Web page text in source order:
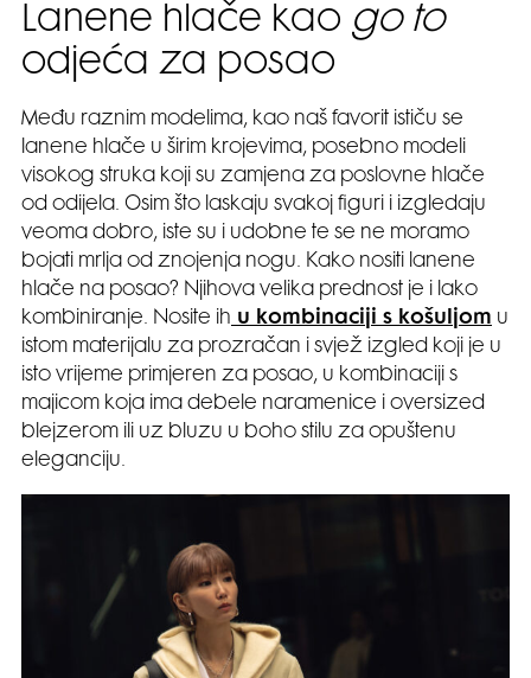
Lanene hlače kao go to
odjeća za posao
Među raznim modelima, kao naš favorit ističu se
lanene hlače u širim krojevima, posebno modeli
visokog struka koji su zamjena za poslovne hlače
od odijela. Osim što laskaju svakoj figuri i izgledaju
veoma dobro, iste su i udobne te se ne moramo
bojati mrlja od znojenja nogu. Kako nositi lanene
hlače na posao? Njihova velika prednost je i lako
kombiniranje. Nosite ih u kombinaciji s košuljom u
istom materijalu za prozračan i svjež izgled koji je u
isto vrijeme primjeren za posao, u kombinaciji s
majicom koja ima debele naramenice i oversized
blejzerom ili uz bluzu u boho stilu za opuštenu
eleganciju.